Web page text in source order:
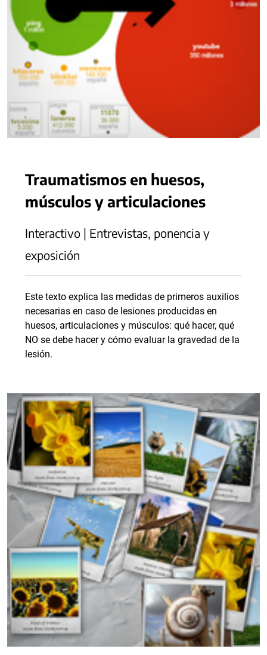
Traumatismos en huesos,
músculos y articulaciones
Interactivo | Entrevistas, ponencia y
exposición
Este texto explica las medidas de primeros auxilios
necesarias en caso de lesiones producidas en
huesos, articulaciones y músculos: qué hacer, qué
NO se debe hacer y cómo evaluar la gravedad de la
lesión.